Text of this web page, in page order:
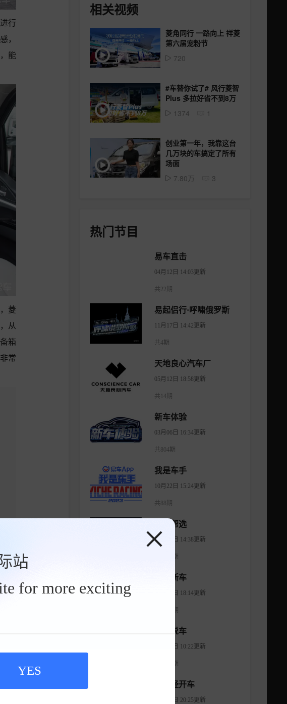
站
for more exciting
YES
行
，
能
菱
从
箱
常
感
相关视频
菱角同行 一路向上 祥菱
第六届宠粉节
720
#车替你试了# 风行菱智
Plus 多拉好省不到8万
1374
1
创业第一年，我靠这台
几万块的车搞定了所有
场面
7.80万
3
热门节目
易车直击
04月12日 14:03更新
共22期
易起侣行·呼啸俄罗斯
11月17日 14:42更新
共4期
天地良心汽车厂
05月12日 18:58更新
共14期
新车体验
03月06日 16:34更新
共804期
我是车手
10月22日 15:24更新
共88期
有车帮选
04月11日 14:38更新
共1474期
智看新车
08月07日 18:14更新
共1176期
大斌说车
08月08日 10:22更新
共2966期
不正经开车
08月18日 20:25更新